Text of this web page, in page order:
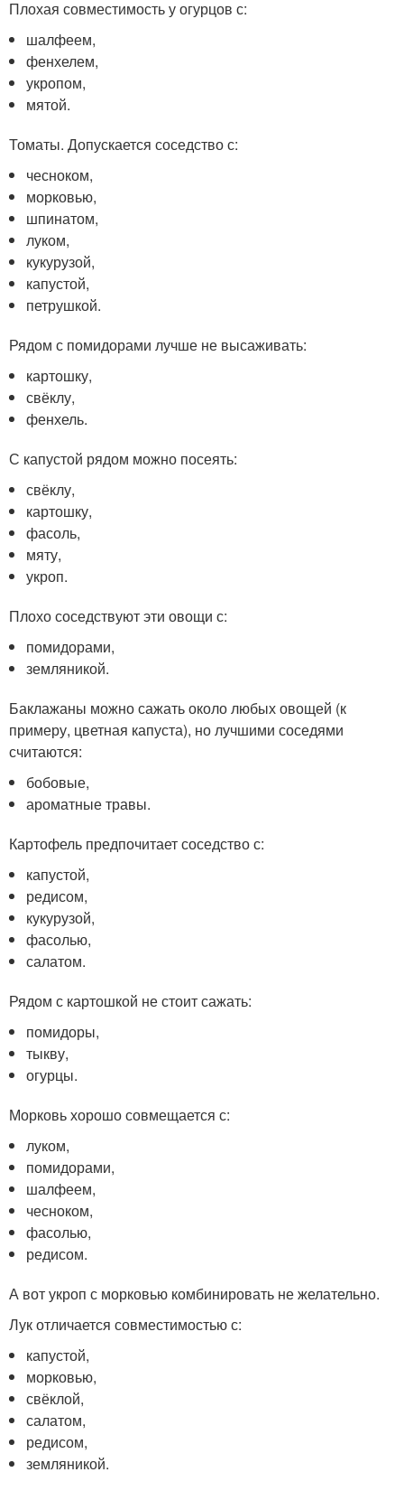
Плохая совместимость у огурцов с:
шалфеем,
фенхелем,
укропом,
мятой.
Томаты. Допускается соседство с:
чесноком,
морковью,
шпинатом,
луком,
кукурузой,
капустой,
петрушкой.
Рядом с помидорами лучше не высаживать:
картошку,
свёклу,
фенхель.
С капустой рядом можно посеять:
свёклу,
картошку,
фасоль,
мяту,
укроп.
Плохо соседствуют эти овощи с:
помидорами,
земляникой.
Баклажаны можно сажать около любых овощей (к
примеру, цветная капуста), но лучшими соседями
считаются:
бобовые,
ароматные травы.
Картофель предпочитает соседство с:
капустой,
редисом,
кукурузой,
фасолью,
салатом.
Рядом с картошкой не стоит сажать:
помидоры,
тыкву,
огурцы.
Морковь хорошо совмещается с:
луком,
помидорами,
шалфеем,
чесноком,
фасолью,
редисом.
А вот укроп с морковью комбинировать не желательно.
Лук отличается совместимостью с:
капустой,
морковью,
свёклой,
салатом,
редисом,
земляникой.